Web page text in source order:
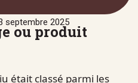
septembre 2025
ou produit
était classé parmi les